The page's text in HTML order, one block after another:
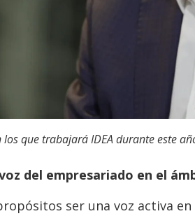
que trabajará IDEA durante este
del empresariado en el
ser una voz activa